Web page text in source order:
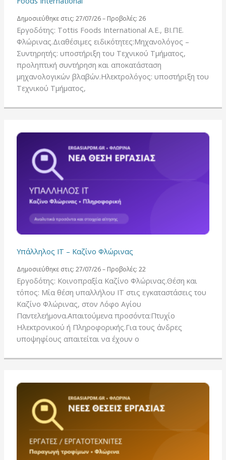
Δημοσιεύθηκε στις: 27/07/26 – Προβολές: 26
Εργοδότης: Tottis Foods International A.E., ΒΙ.ΠΕ.
Φλώρινας.Διαθέσιμες ειδικότητες:Μηχανολόγος –
Συντηρητής: υποστήριξη του Τεχνικού Τμήματος,
προληπτική συντήρηση και αποκατάσταση
μηχανολογικών βλαβών.Ηλεκτρολόγος: υποστήριξη του
Τεχνικού Τμήματος,
Υπάλληλος IT – Καζίνο Φλώρινας
Δημοσιεύθηκε στις: 27/07/26 – Προβολές: 22
Εργοδότης: Κοινοπραξία Καζίνο Φλώρινας.Θέση και
τόπος: Μία θέση υπαλλήλου IT στις εγκαταστάσεις του
Καζίνο Φλώρινας, στον Λόφο Αγίου
Παντελεήμονα.Απαιτούμενα προσόντα:Πτυχίο
Ηλεκτρονικού ή Πληροφορικής.Για τους άνδρες
υποψηφίους απαιτείται να έχουν ο